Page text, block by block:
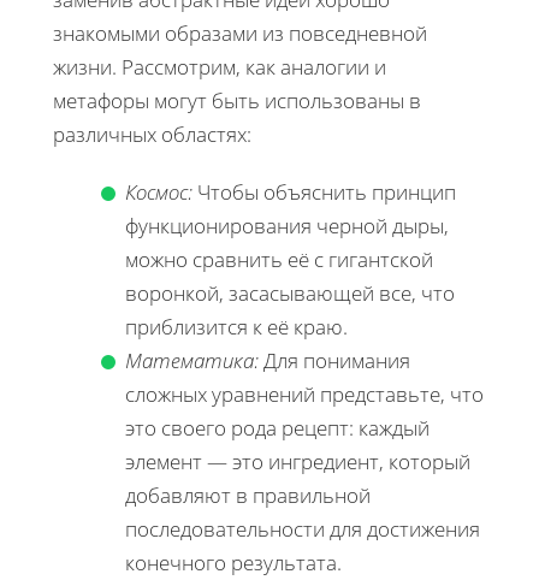
знакомыми образами из повседневной
жизни. Рассмотрим, как аналогии и
метафоры могут быть использованы в
различных областях:
Космос: Чтобы объяснить принцип
функционирования черной дыры,
можно сравнить её с гигантской
воронкой, засасывающей все, что
приблизится к её краю.
Математика:Для понимания
сложных уравнений представьте, что
это своего рода рецепт: каждый
элемент — это ингредиент, который
добавляют в правильной
последовательности для достижения
конечного результата.